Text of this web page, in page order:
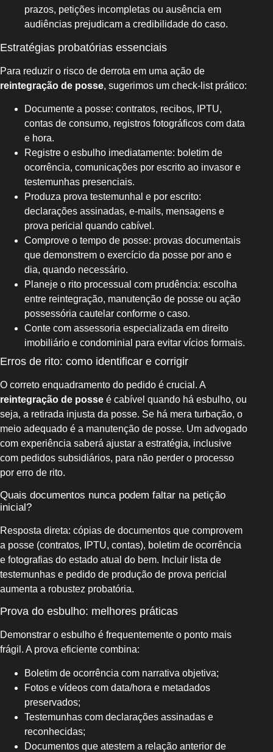
prazos, petições incompletas ou ausência em
audiências prejudicam a credibilidade do caso.
Estratégias probatórias essenciais
Para reduzir o risco de derrota em uma ação de
reintegração de posse, sugerimos um check-list prático:
Documente a posse: contratos, recibos, IPTU,
contas de consumo, registros fotográficos com data
e hora.
Registre o esbulho imediatamente: boletim de
ocorrência, comunicações por escrito ao invasor e
testemunhas presenciais.
Produza prova testemunhal e por escrito:
declarações assinadas, e-mails, mensagens e
prova pericial quando cabível.
Comprove o tempo de posse: provas documentais
que demonstrem o exercício da posse por ano e
dia, quando necessário.
Planeje o rito processual com prudência: escolha
entre reintegração, manutenção de posse ou ação
possessória cautelar conforme o caso.
Conte com assessoria especializada em direito
imobiliário e condominial para evitar vícios formais.
Erros de rito: como identificar e corrigir
O correto enquadramento do pedido é crucial. A
reintegração de posse é cabível quando há esbulho, ou
seja, a retirada injusta da posse. Se há mera turbação, o
meio adequado é a manutenção de posse. Um advogado
com experiência saberá ajustar a estratégia, inclusive
com pedidos subsidiários, para não perder o processo
por erro de rito.
Quais documentos nunca podem faltar na petição
inicial?
Resposta direta: cópias de documentos que comprovem
a posse (contratos, IPTU, contas), boletim de ocorrência
e fotografias do estado atual do bem. Incluir lista de
testemunhas e pedido de produção de prova pericial
aumenta a robustez probatória.
Prova do esbulho: melhores práticas
Demonstrar o esbulho é frequentemente o ponto mais
frágil. A prova eficiente combina:
Boletim de ocorrência com narrativa objetiva;
Fotos e vídeos com data/hora e metadados
preservados;
Testemunhas com declarações assinadas e
reconhecidas;
Documentos que atestem a relação anterior de